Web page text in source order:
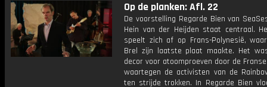
Op de planken: Afl. 22
De voorstelling Regarde Bien van
Hein van der Heijden staat centraal.
speelt zich af op Frans-Polynesië,
Brel zijn laatste plaat maakte. Het
decor voor atoomproeven door de
waartegen de activisten van de
ten strijde trokken. In Regarde Bien